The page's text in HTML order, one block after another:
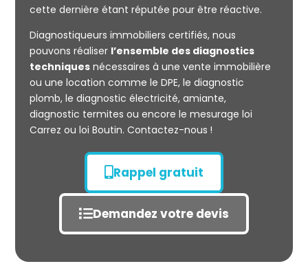
Mesurage
CARREZ
cette dernière étant réputée pour être réactive.
Diagnostiqueurs immobiliers certifiés, nous
pouvons réaliser l’ensemble des diagnostics
techniquesnécessaires à une vente immobilière
ou une location comme le DPE, le diagnostic
plomb, le diagnostic électricité, amiante,
diagnostic termites ou encore le mesurage loi
Carrez ou loi Boutin. Contactez-nous !
Rappel gratuit
Demandez votre devis